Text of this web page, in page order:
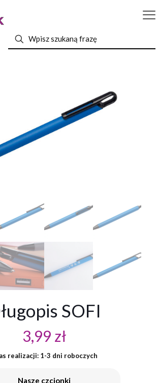
SOFI
3,99 zł
realizacji: 1-3 dni roboczych
Nasze czcionki